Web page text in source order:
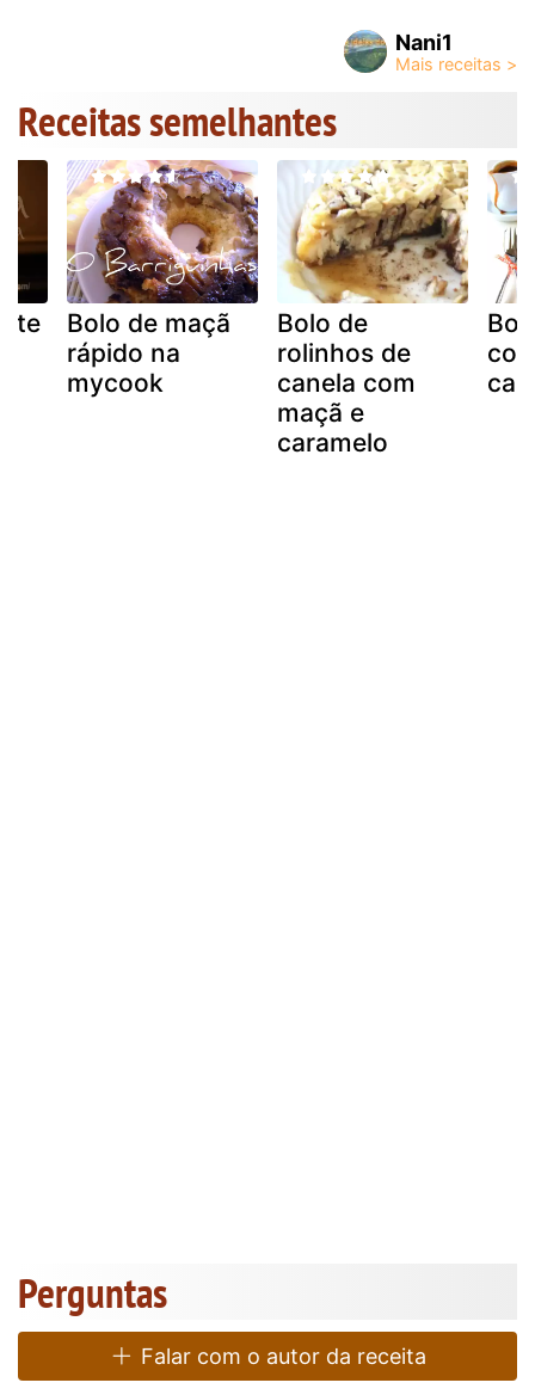
Nani1
Receitas semelhantes
Bolo de maçã
rápido na
mycook
Bolo de
rolinhos de
canela com
maçã e
caramelo
Perguntas
Falar com o autor da receita